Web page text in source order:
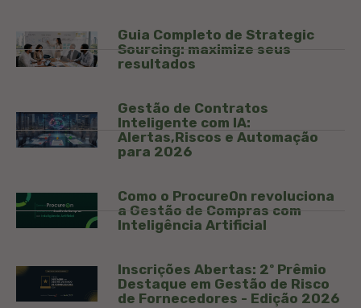
Guia Completo de Strategic
Sourcing: maximize seus
resultados
Gestão de Contratos
Inteligente com IA:
Alertas,Riscos e Automação
para 2026
Como o ProcureOn revoluciona
a Gestão de Compras com
Inteligência Artificial
Inscrições Abertas: 2º Prêmio
Destaque em Gestão de Risco
de Fornecedores - Edição 2026